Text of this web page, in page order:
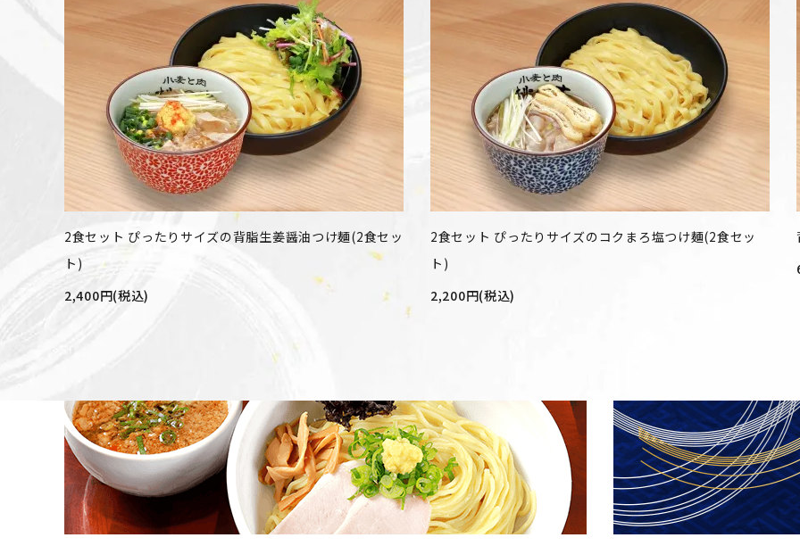
2食セット ぴったりサイズの背脂生姜醤油つけ麺(2食セッ
ト)
2,400円(税込)
2食セット ぴったりサイズのコクまろ塩つけ麺(2食セッ
ト)
2,200円(税込)